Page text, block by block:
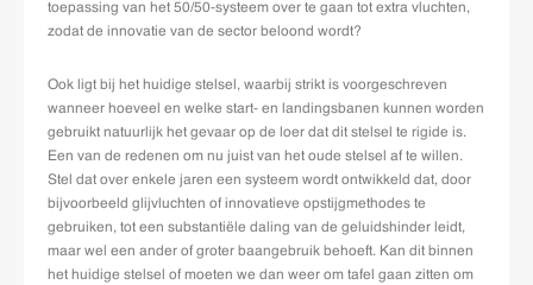
toepassing van het 50/50-systeem over te gaan tot extra vluchten,
zodat de innovatie van de sector beloond wordt?
Ook ligt bij het huidige stelsel, waarbij strikt is voorgeschreven
wanneer hoeveel en welke start- en landingsbanen kunnen worden
gebruikt natuurlijk het gevaar op de loer dat dit stelsel te rigide is.
Een van de redenen om nu juist van het oude stelsel af te willen.
Stel dat over enkele jaren een systeem wordt ontwikkeld dat, door
bijvoorbeeld glijvluchten of innovatieve opstijgmethodes te
gebruiken, tot een substantiële daling van de geluidshinder leidt,
maar wel een ander of groter baangebruik behoeft. Kan dit binnen
het huidige stelsel of moeten we dan weer om tafel gaan zitten om